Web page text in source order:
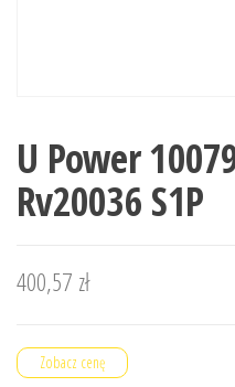
U Power
Rv20036 S1P
400,57 zł
Zobacz cenę